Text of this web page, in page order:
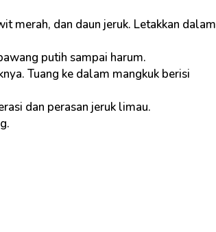
merah, dan daun jeruk. Letakkan dalam
putih sampai harum.
Tuang ke dalam mangkuk berisi
dan perasan jeruk limau.